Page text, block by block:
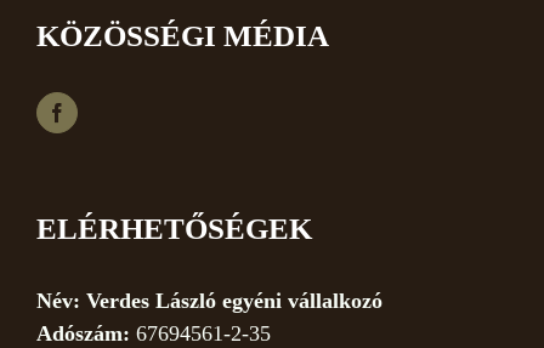
KÖZÖSSÉGI MÉDIA
ELÉRHETŐSÉGEK
Név: Verdes László egyéni vállalkozó
Adószám: 67694561-2-35